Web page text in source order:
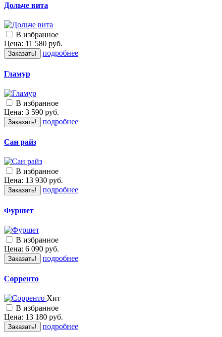
Дольче вита
В избранное
Цена: 11 580 руб.
Заказать! подробнее
Гламур
В избранное
Цена: 3 590 руб.
Заказать! подробнее
Сан райз
В избранное
Цена: 13 930 руб.
Заказать! подробнее
Фуршет
В избранное
Цена: 6 090 руб.
Заказать! подробнее
Сорренто
Хит
В избранное
Цена: 13 180 руб.
Заказать! подробнее